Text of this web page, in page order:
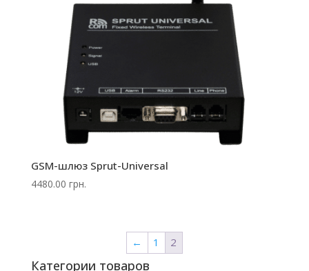
GSM-шлюз Sprut-Universal
4480.00 грн.
← 1 2
Категории товаров